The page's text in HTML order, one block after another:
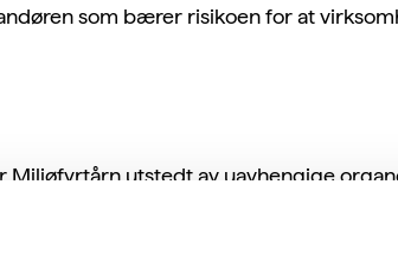
som bærer risikoen for at
Miljøfyrtårn utstedt av uavhengige
organer i andre EØS-stater.